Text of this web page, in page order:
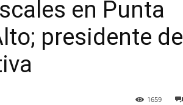
en Punta
presidente de
1659